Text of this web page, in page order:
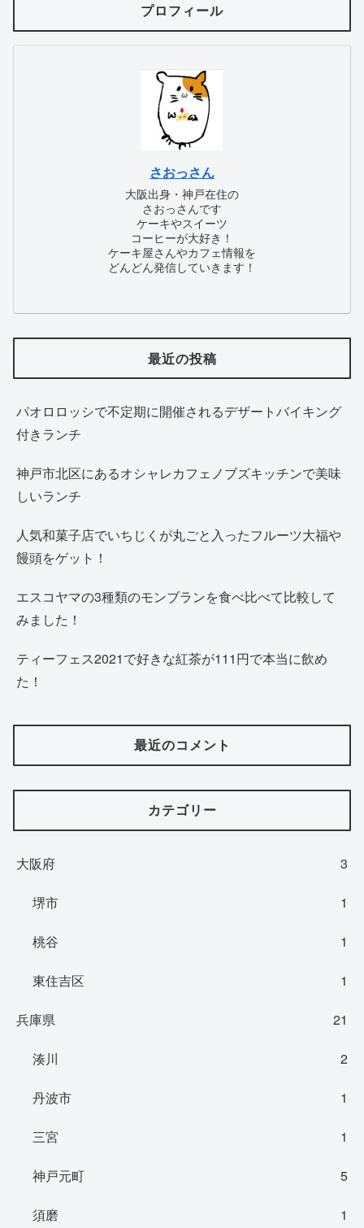
プロフィール
さおっさん
大阪出身・神戸在住の
さおっさんです
ケーキやスイーツ
コーヒーが大好き！
ケーキ屋さんやカフェ情報を
どんどん発信していきます！
最近の投稿
パオロロッシで不定期に開催されるデザートバイキング
付きランチ
神戸市北区にあるオシャレカフェノブズキッチンで美味
しいランチ
人気和菓子店でいちじくが丸ごと入ったフルーツ大福や
饅頭をゲット！
エスコヤマの3種類のモンブランを食べ比べて比較して
みました！
ティーフェス2021で好きな紅茶が111円で本当に飲め
た！
最近のコメント
カテゴリー
大阪府 3
堺市 1
桃谷 1
東住吉区 1
兵庫県 21
湊川 2
丹波市 1
三宮 1
神戸元町 5
須磨 1